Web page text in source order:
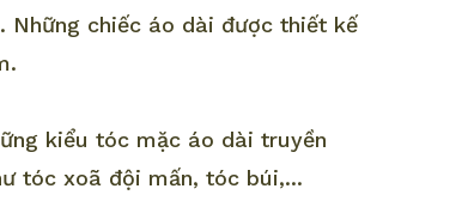
Những chiếc áo dài được thiết kế
kiểu tóc mặc áo dài truyền
tóc xoã đội mấn, tóc búi,...